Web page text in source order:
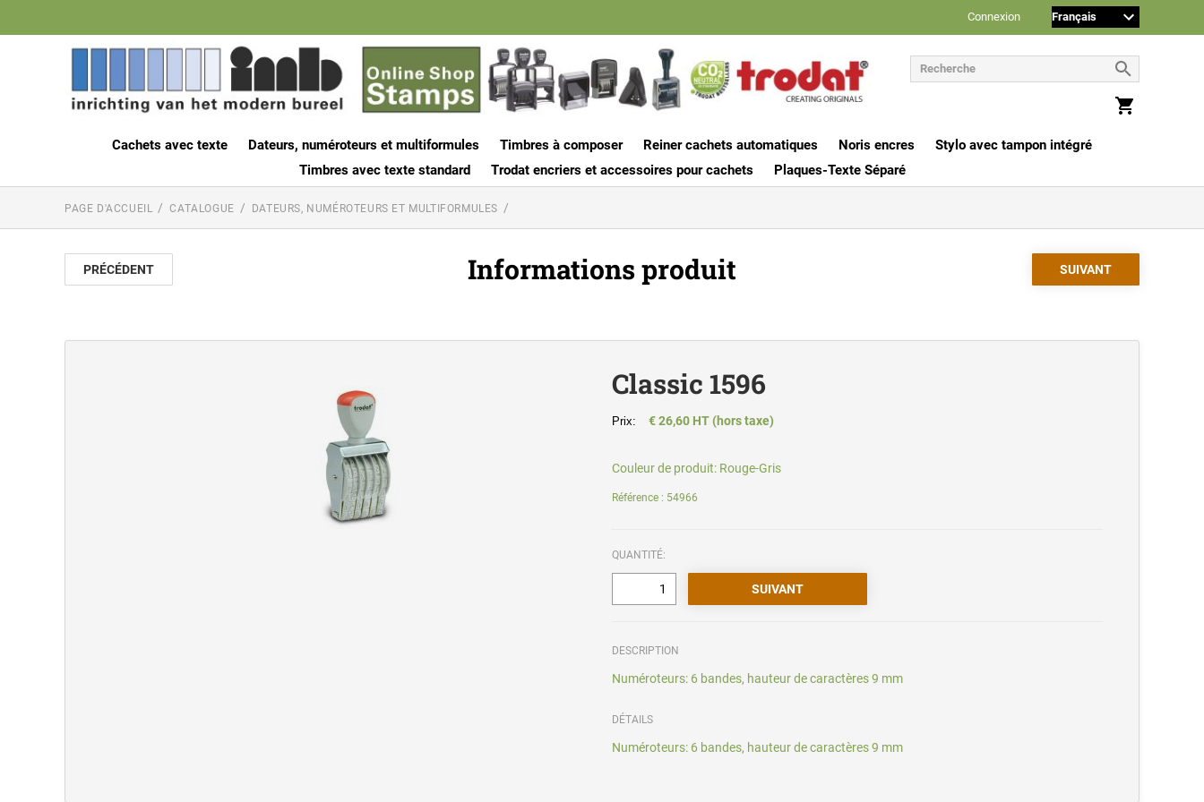
Connexion
Cachets avec texte Dateurs, numéroteurs et multiformules Timbres à composer Reiner cachets automatiques Noris encres
Stylo avec tampon intégré
Timbres avec texte standard
Trodat encriers et accessoires pour cachets Plaques-Texte Séparé
PAGE D'ACCUEIL CATALOGUE DATEURS, NUMÉROTEURS ET MULTIFORMULES
PRÉCÉDENT Informations produit
Classic 1596
Prix: € 26,60 HT (hors taxe)
Couleur de produit: Rouge-Gris
Référence : 54966
QUANTITÉ:
DESCRIPTION
Numéroteurs: 6 bandes, hauteur de caractères 9 mm
DÉTAILS
Numéroteurs: 6 bandes, hauteur de caractères 9 mm